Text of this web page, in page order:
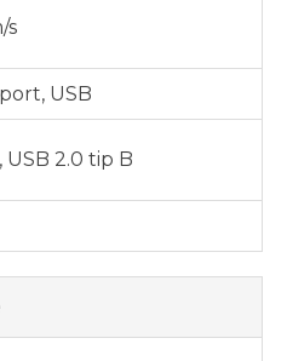
s
USB
USB 2.0 tip B